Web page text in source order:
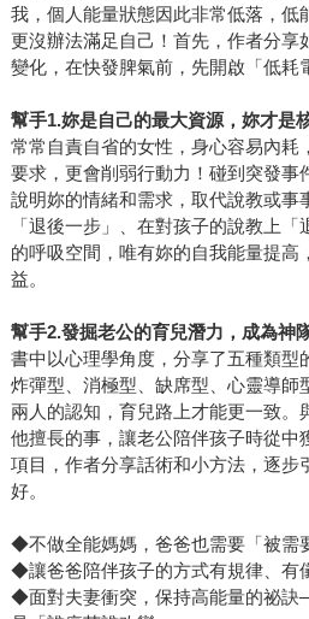
我，個人能量狀態因此非常低落，低
更沒辦法滿足自己！首先，作者分享
變化，在快發脾氣前，先開啟「低耗
幫手1.妳是自己的最大資源，妳才是
常常自責自省的女性，身心容易內耗
要求，更會削弱行動力！碰到突發事
說明妳的情緒和需求，取代說教或事
「退後一步」、在對孩子的說教上
的呼吸空間，唯有妳的自我能量提高
益。
幫手2.發掘老公的育兒潛力，成為神
書中以心理學角度，分享了五種類型
炸彈型、消極型、缺席型、心靈導師
兩人的認知，育兒路上才能更一致。
他擅長的事，讓老公陪伴孩子時從中
項目，作者分享話術和小方法，逐步
好。
◆不做全能媽媽，爸爸也需要「被需
◆讓爸爸陪伴孩子的方式有規律、有
◆面對夫妻衝突，保持高能量的祕訣